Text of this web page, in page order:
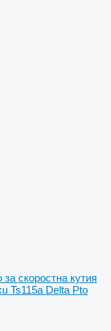
скоростна кутия
Ts115a Delta Pto